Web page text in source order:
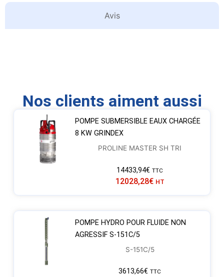
Avis
Nos clients aiment aussi
POMPE SUBMERSIBLE EAUX CHARGÉE
8 KW GRINDEX
PROLINE MASTER SH TRI
14433,94€ TTC
12028,28€ HT
POMPE HYDRO POUR FLUIDE NON
AGRESSIF S-151C/5
S-151C/5
3613,66€ TTC